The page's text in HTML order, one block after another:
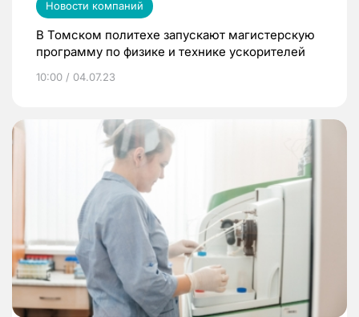
Новости компаний
В Томском политехе запускают магистерскую
программу по физике и технике ускорителей
10:00 / 04.07.23